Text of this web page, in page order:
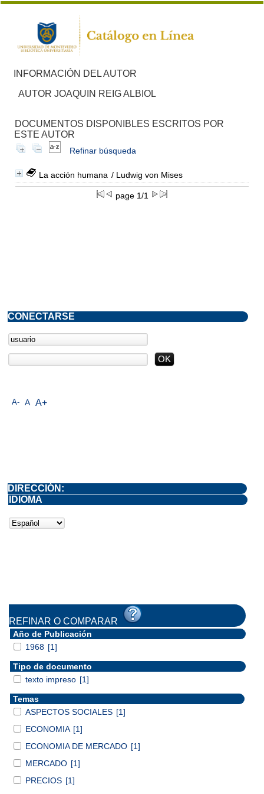
INFORMACIÓN DEL AUTOR
AUTOR JOAQUIN REIG ALBIOL
DOCUMENTOS DISPONIBLES ESCRITOS POR
ESTE AUTOR
Refinar búsqueda
La acción humana / Ludwig von Mises
page 1/1
A- A A+
CONECTARSE
DIRECCIÓN:
IDIOMA
REFINAR O COMPARAR
Año de Publicación
1968 [1]
Tipo de documento
texto impreso [1]
Temas
ASPECTOS SOCIALES [1]
ECONOMIA [1]
ECONOMIA DE MERCADO [1]
MERCADO [1]
PRECIOS [1]